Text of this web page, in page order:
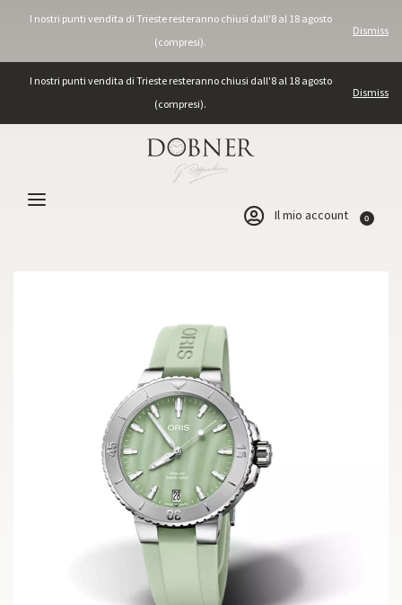
I nostri punti vendita di Trieste resteranno chiusi dall'8 al 18 agosto
(compresi).
Dismiss
I nostri punti vendita di Trieste resteranno chiusi dall'8 al 18 agosto
(compresi).
Dismiss
Il mio account 0